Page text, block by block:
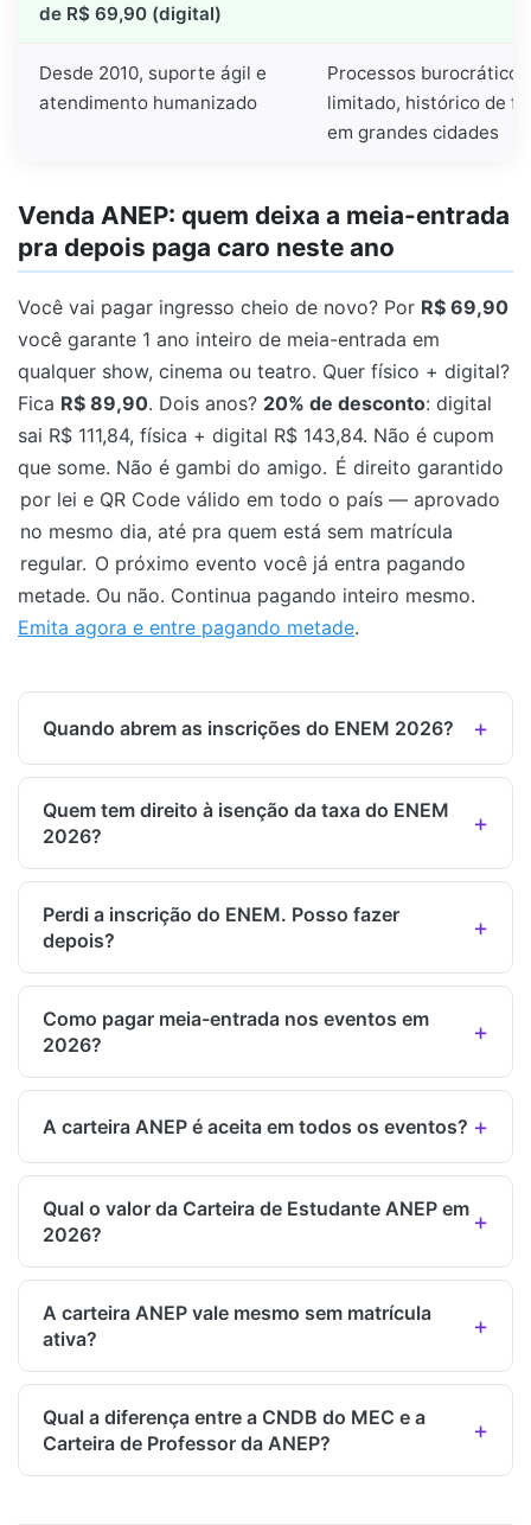
de R$ 69,90 (digital)
Desde 2010, suporte ágil e
atendimento humanizado
Processos
limitado, histórico de
em grandes cidades
Venda ANEP: quem deixa a meia-entrada
pra depois paga caro neste ano
Você vai pagar ingresso cheio de novo? Por R$ 69,90
você garante 1 ano inteiro de meia-entrada em
qualquer show, cinema ou teatro. Quer físico + digital?
Fica R$ 89,90. Dois anos? 20% de desconto: digital
sai R$ 111,84, física + digital R$ 143,84. Não é cupom
que some. Não é gambi do amigo. É direito garantido
por lei e QR Code válido em todo o país — aprovado
no mesmo dia, até pra quem está sem matrícula
regular. O próximo evento você já entra pagando
metade. Ou não. Continua pagando inteiro mesmo.
Emita agora e entre pagando metade.
Quando abrem as inscrições do ENEM 2026?
Quem tem direito à isenção da taxa do ENEM
2026?
Perdi a inscrição do ENEM. Posso fazer
depois?
Como pagar meia-entrada nos eventos em
2026?
A carteira ANEP é aceita em todos os eventos?
Qual o valor da Carteira de Estudante ANEP em
2026?
A carteira ANEP vale mesmo sem matrícula
ativa?
Qual a diferença entre a CNDB do MEC e a
Carteira de Professor da ANEP?